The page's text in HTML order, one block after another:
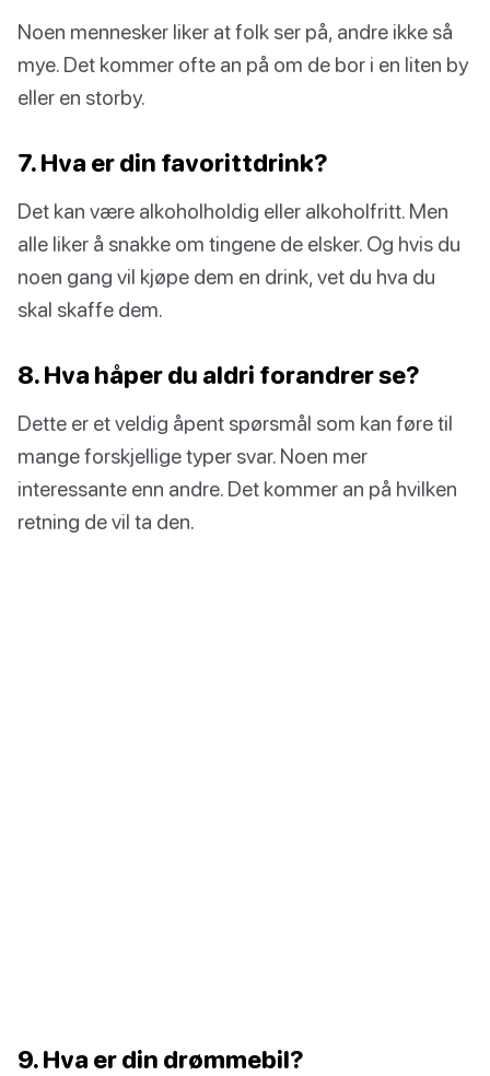
Noen mennesker liker at folk ser på, andre ikke så
mye. Det kommer ofte an på om de bor i en liten by
eller en storby.
7. Hva er din favorittdrink?
Det kan være alkoholholdig eller alkoholfritt. Men
alle liker å snakke om tingene de elsker. Og hvis du
noen gang vil kjøpe dem en drink, vet du hva du
skal skaffe dem.
8. Hva håper du aldri forandrer se?
Dette er et veldig åpent spørsmål som kan føre til
mange forskjellige typer svar. Noen mer
interessante enn andre. Det kommer an på hvilken
retning de vil ta den.
9. Hva er din drømmebil?